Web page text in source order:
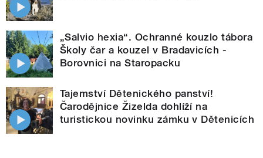
„Salvio hexia“. Ochranné kouzlo tábora
Školy čar a kouzel v Bradavicích -
Borovnici na Staropacku
Tajemství Dětenického panství!
Čarodějnice Žizelda dohlíží na
turistickou novinku zámku v Dětenicích